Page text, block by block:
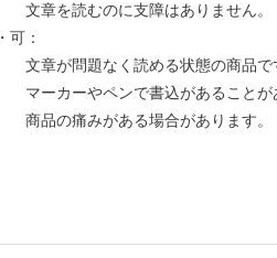
文章を読むのに支障はありません。
・可：
文章が問題なく読める状態の商品で
マーカーやペンで書込があることが
商品の痛みがある場合があります。